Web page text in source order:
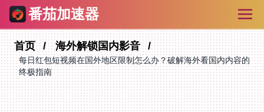
番茄加速器
首页 海外解锁国内影音
每日红包短视频在国外地区限制怎么办？破解海外看国内内容的
终极指南